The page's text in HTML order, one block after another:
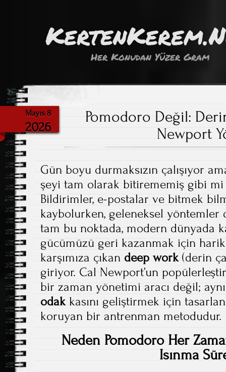
Her Konudan Yüzer Gram
Mayıs 8
2026
Pomodoro Değil:
Newport
Gün boyu durmaksızın çalışıyor
şeyi tam olarak bitirememiş gibi mi
Bildirimler, e-postalar ve bitmek
kaybolurken, geleneksel yöntemler
tam bu noktada, modern dünyada
gücümüzü geri kazanmak için
karşımıza çıkan deep work (derin
giriyor. Cal Newport’un
bir zaman yönetimi aracı değil;
odak kasını geliştirmek için
koruyan bir antrenman metodudur.
Neden Pomodoro Her
Isınma